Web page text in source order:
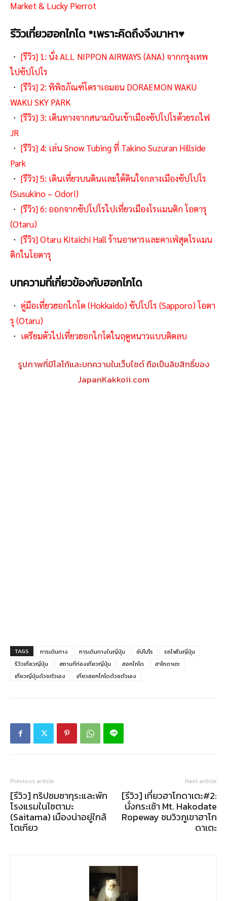
Market & Lucky Pierrot
รีวิวเที่ยวฮอกไกโด *เพราะคิดถึงจึงมาหา♥
・ [รีวิว] 1: นั่ง ALL NIPPON AIRWAYS (ANA) จากกรุงเทพ
ไปซัปโปโร
・ [รีวิว] 2: พิพิธภัณฑ์โดราเอมอน DORAEMON WAKU
WAKU SKY PARK
・ [รีวิว] 3: เดินทางจากสนามบินเข้าเมืองซัปโปโรด้วยรถไฟ
JR
・ [รีวิว] 4: เล่น Snow Tubing ที่ Takino Suzuran Hillside
Park
・ [รีวิว] 5: เดินเที่ยวบนดินและใต้ดินใจกลางเมืองซัปโปโร
(Susukino – Odori)
・ [รีวิว] 6: ออกจากซัปโปโรไปเที่ยวเมืองโรแมนติก โอตารุ
(Otaru)
・ [รีวิว] Otaru Kitaichi Hall ร้านอาหารและคาเฟ่สุดโรแมน
ติกในโอตารุ
บทความที่เกี่ยวข้องกับฮอกไกโด
・ คู่มือเที่ยวฮอกไกโด (Hokkaido) ซัปโปโร (Sapporo) โอตา
รุ (Otaru)
・ เตรียมตัวไปเที่ยวฮอกไกโดในฤดูหนาวแบบติดลบ
รูปภาพที่มีโลโก้และบทความในเว็บไซต์ ถือเป็นลิขสิทธิ์ของ
JapanKakkoii.com
TAGS การเดินทาง การเดินทางในญี่ปุ่น ซัปโปโร
รถไฟในญี่ปุ่น
รีวิวเที่ยวญี่ปุ่น
สถานที่ท่องเที่ยวญี่ปุ่น ฮอกไกโด
ฮาโกดาเตะ
เที่ยวญี่ปุ่นด้วยตัวเอง
เที่ยวฮอกไกโดด้วยตัวเอง
Previous article
[รีวิว] ทริปชมซากุระและพัก
โรงแรมในไซตามะ
(Saitama) เมืองน่าอยู่ใกล้
โตเกียว
Next article
[รีวิว] เที่ยวฮาโกดาเตะ#2:
นั่งกระเช้า Mt. Hakodate
Ropeway ชมวิวภูเขาฮาโก
ดาเตะ